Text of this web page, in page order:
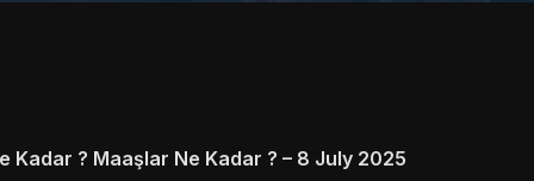
Kadar ? Maaşlar Ne Kadar ? – 8 July 2025